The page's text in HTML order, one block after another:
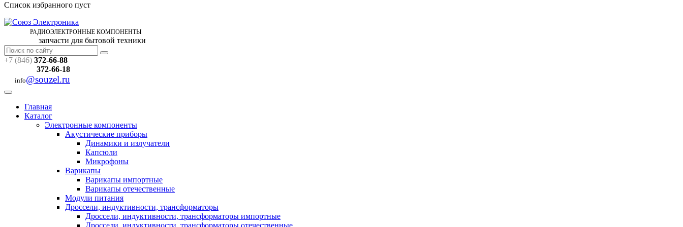
Список избранного пуст
РАДИОЭЛЕКТРОННЫЕ КОМПОНЕНТЫ
запчасти для бытовой техники
+7 (846) 372-66-88
372-66-18
info@souzel.ru
Главная
Каталог
Электронные компоненты
Акустические приборы
Динамики и излучатели
Капсюли
Микрофоны
Варикапы
Варикапы импортные
Варикапы отечественные
Модули питания
Дроссели, индуктивности, трансформаторы
Дроссели, индуктивности, трансформаторы импортные
Дроссели, индуктивности, трансформаторы отечественные